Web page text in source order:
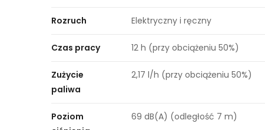
Rozruch Elektryczny i ręczny
Czas pracy 12 h (przy obciążeniu 50%)
Zużycie
paliwa
2,17 l/h (przy obciążeniu 50%)
Poziom
69 dB(A) (odległość 7 m)